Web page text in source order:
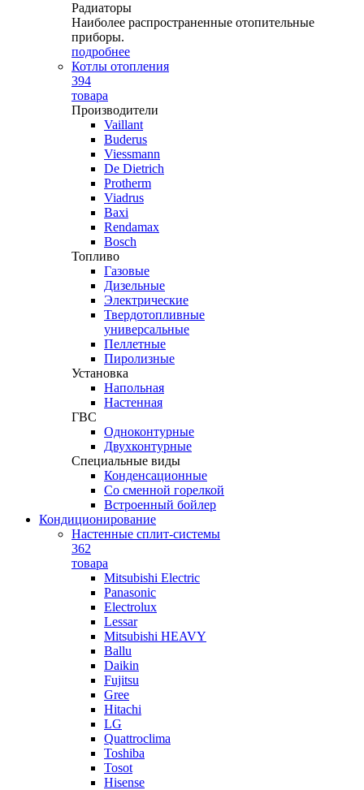
Радиаторы
Наиболее распространенные отопительные
приборы.
подробнее
Котлы отопления
394
товара
Производители
Vaillant
Buderus
Viessmann
De Dietrich
Protherm
Viadrus
Baxi
Rendamax
Bosch
Топливо
Газовые
Дизельные
Электрические
Твердотопливные
универсальные
Пеллетные
Пиролизные
Установка
Напольная
Настенная
ГВС
Одноконтурные
Двухконтурные
Специальные виды
Конденсационные
Со сменной горелкой
Встроенный бойлер
Кондиционирование
Настенные сплит-системы
362
товара
Mitsubishi Electric
Panasonic
Electrolux
Lessar
Mitsubishi HEAVY
Ballu
Daikin
Fujitsu
Gree
Hitachi
LG
Quattroclima
Toshiba
Tosot
Hisense